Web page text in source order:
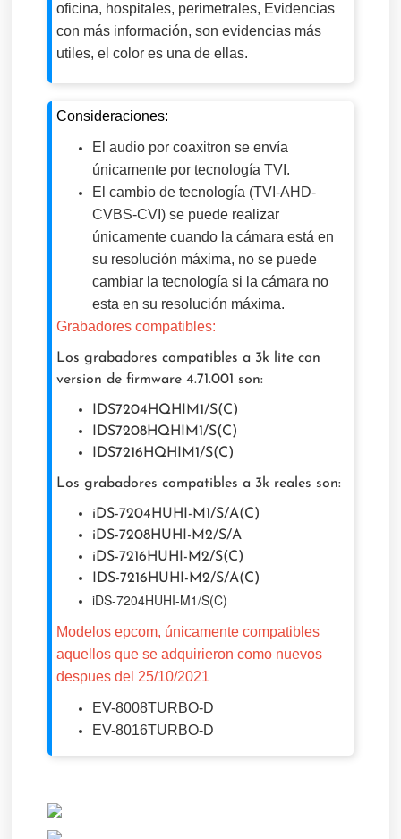
oficina, hospitales, perimetrales, Evidencias
con más información, son evidencias más
utiles, el color es una de ellas.
Consideraciones:
El audio por coaxitron se envía
únicamente por tecnología TVI.
El cambio de tecnología (TVI-AHD-
CVBS-CVI) se puede realizar
únicamente cuando la cámara está en
su resolución máxima, no se puede
cambiar la tecnología si la cámara no
esta en su resolución máxima.
Grabadores compatibles:
Los grabadores compatibles a 3k lite con
version de firmware 4.71.001 son:
IDS7204HQHIM1/S(C)
IDS7208HQHIM1/S(C)
IDS7216HQHIM1/S(C)
Los grabadores compatibles a 3k reales son:
iDS-7204HUHI-M1/S/A(C)
iDS-7208HUHI-M2/S/A
iDS-7216HUHI-M2/S(C)
IDS-7216HUHI-M2/S/A(C)
iDS-7204HUHI-M1/S(C)
Modelos epcom, únicamente compatibles
aquellos que se adquirieron como nuevos
despues del 25/10/2021
EV-8008TURBO-D
EV-8016TURBO-D